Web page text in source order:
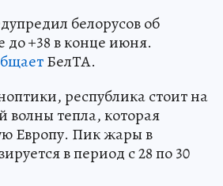
белорусов об
+38 в конце июня.
БелТА.
республика стоит на
волны тепла, которая
Европу. Пик жары в
в период с 28 по 30